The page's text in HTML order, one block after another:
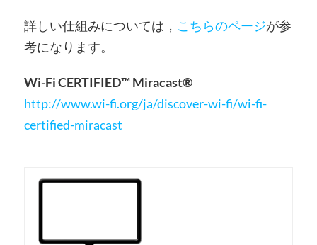
詳しい仕組みについては， こちらのページが参
考になります。
Wi-Fi CERTIFIED™ Miracast®
http://www.wi-fi.org/ja/discover-wi-fi/wi-fi-
certified-miracast